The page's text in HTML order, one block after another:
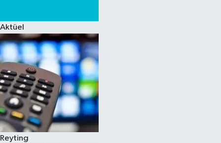
Aktüel
Reyting